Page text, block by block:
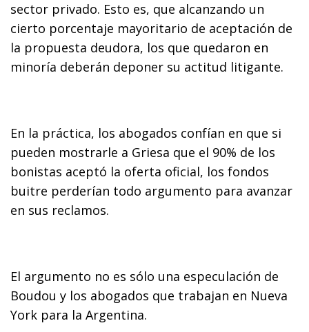
sector privado. Esto es, que alcanzando un
cierto porcentaje mayoritario de aceptación de
la propuesta deudora, los que quedaron en
minoría deberán deponer su actitud litigante.
En la práctica, los abogados confían en que si
pueden mostrarle a Griesa que el 90% de los
bonistas aceptó la oferta oficial, los fondos
buitre perderían todo argumento para avanzar
en sus reclamos.
El argumento no es sólo una especulación de
Boudou y los abogados que trabajan en Nueva
York para la Argentina.